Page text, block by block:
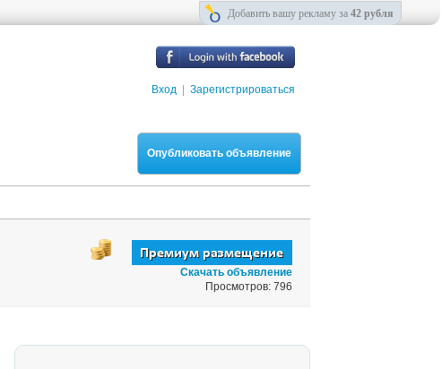
Вход Зарегистрироваться
Опубликовать объявление
Скачать объявление
Просмотров: 796
Добавить вашу рекламу за 42 рубля